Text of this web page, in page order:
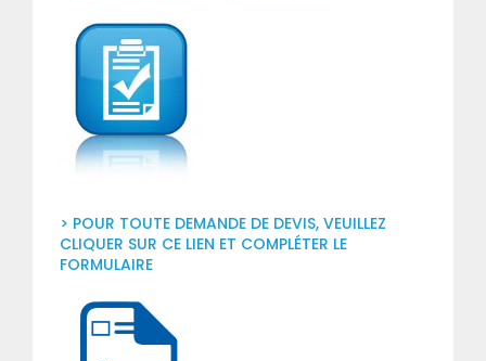
> POUR TOUTE DEMANDE DE DEVIS, VEUILLEZ
CLIQUER SUR CE LIEN ET COMPLÉTER LE
FORMULAIRE